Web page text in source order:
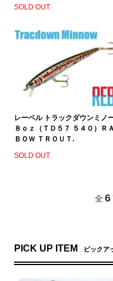
SOLD OUT
レーベル トラックダウンミノ
８ｏｚ（ＴＤ５７ ５４０）Ｒ
ＢＯＷ ＴＲＯＵＴ.
SOLD OUT
全 6
PICK UP ITEM ピックア